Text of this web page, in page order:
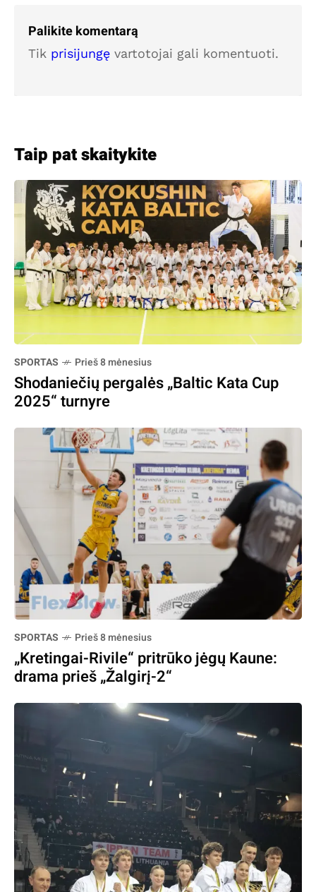
Palikite komentarą
Tik prisijungę vartotojai gali komentuoti.
Taip pat skaitykite
SPORTAS Prieš 8 mėnesius
Shodaniečių pergalės „Baltic Kata Cup
2025“ turnyre
SPORTAS Prieš 8 mėnesius
„Kretingai-Rivile“ pritrūko jėgų Kaune:
drama prieš „Žalgirį-2“